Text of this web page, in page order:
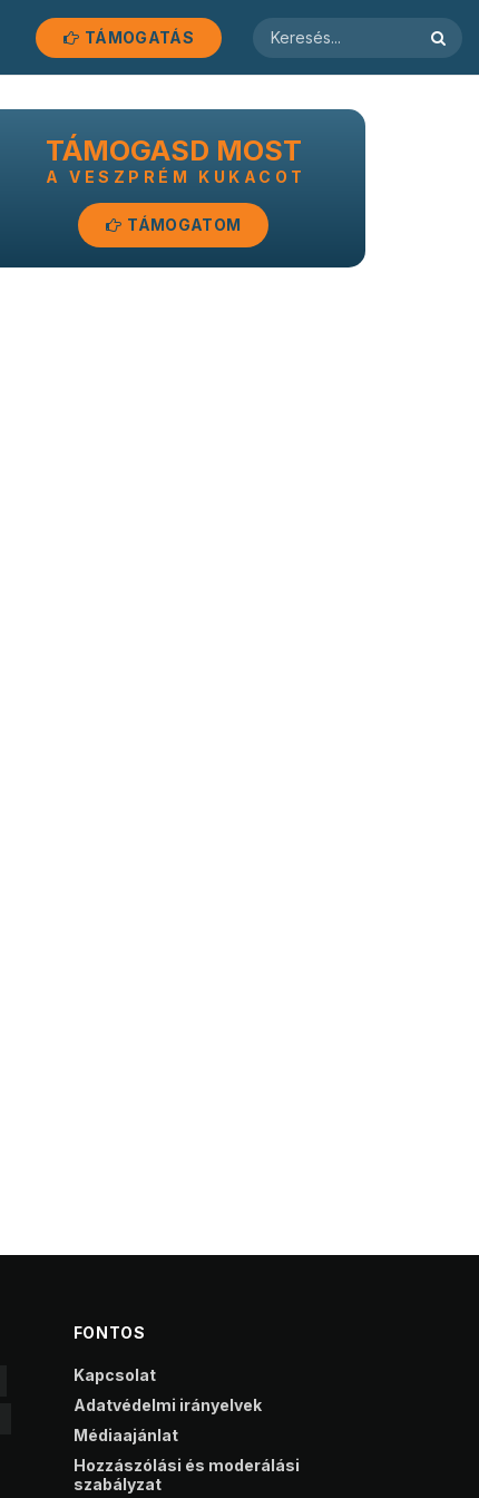
TÁMOGATÁS
TÁMOGASD MOST
A VESZPRÉM KUKACOT
TÁMOGATOM
FONTOS
Kapcsolat
Adatvédelmi irányelvek
Médiaajánlat
Hozzászólási és moderálási
szabályzat